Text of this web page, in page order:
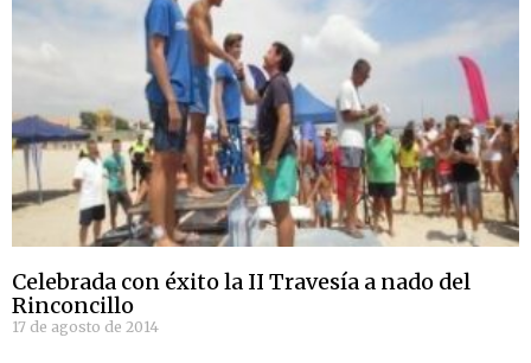
Celebrada con éxito la II Travesía a nado del
Rinconcillo
17 de agosto de 2014